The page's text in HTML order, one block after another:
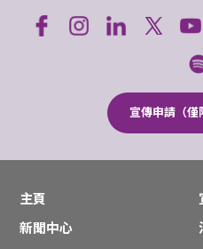
宣傳申請（僅
主頁
新聞中心